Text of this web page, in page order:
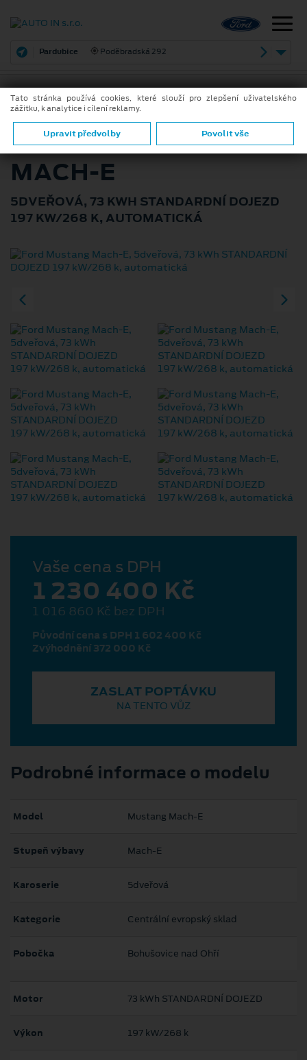
Pardubice Poděbradská 292
FORD MUSTANG
MACH-E
5DVEŘOVÁ, 73 KWH STANDARDNÍ DOJEZD
197 KW/268 K, AUTOMATICKÁ
Vaše cena s DPH
1 230 400 Kč
1 016 860 Kč bez DPH
Původní cena s DPH 1 602 400 Kč
Zvýhodnění 372 000 Kč
ZASLAT POPTÁVKU
NA TENTO VŮZ
Podrobné informace o modelu
Model Mustang Mach‑E
Stupeň výbavy Mach-E
Karoserie 5dveřová
Kategorie Centrální evropský sklad
Pobočka Bohušovice nad Ohří
Motor 73 kWh STANDARDNÍ DOJEZD
Výkon 197 kW/268 k
Tato stránka používá cookies, které slouží pro zlepšení uživatelského
zážitku, k analytice i cílení reklamy.
Upravit předvolby Povolit vše